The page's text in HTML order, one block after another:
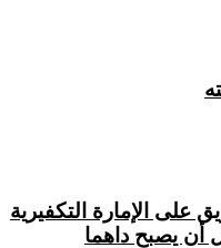
الإمارة التكفيرية
أن يصبح داهما